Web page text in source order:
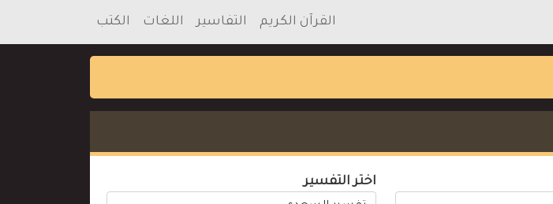
القرآن الكريم التفاسير اللغات الكتب
اختر التفسير